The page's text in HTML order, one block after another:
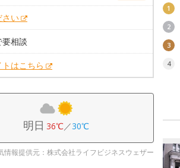
さい
相談
はこちら
明日 36℃／30℃
情報提供元：株式会社ライフビジネスウェザー
1
2
3
4